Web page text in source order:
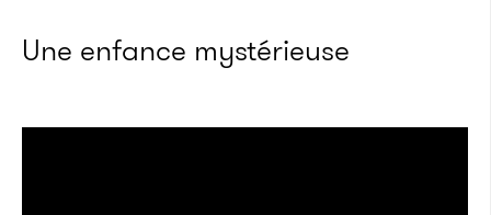
Une enfance mystérieuse